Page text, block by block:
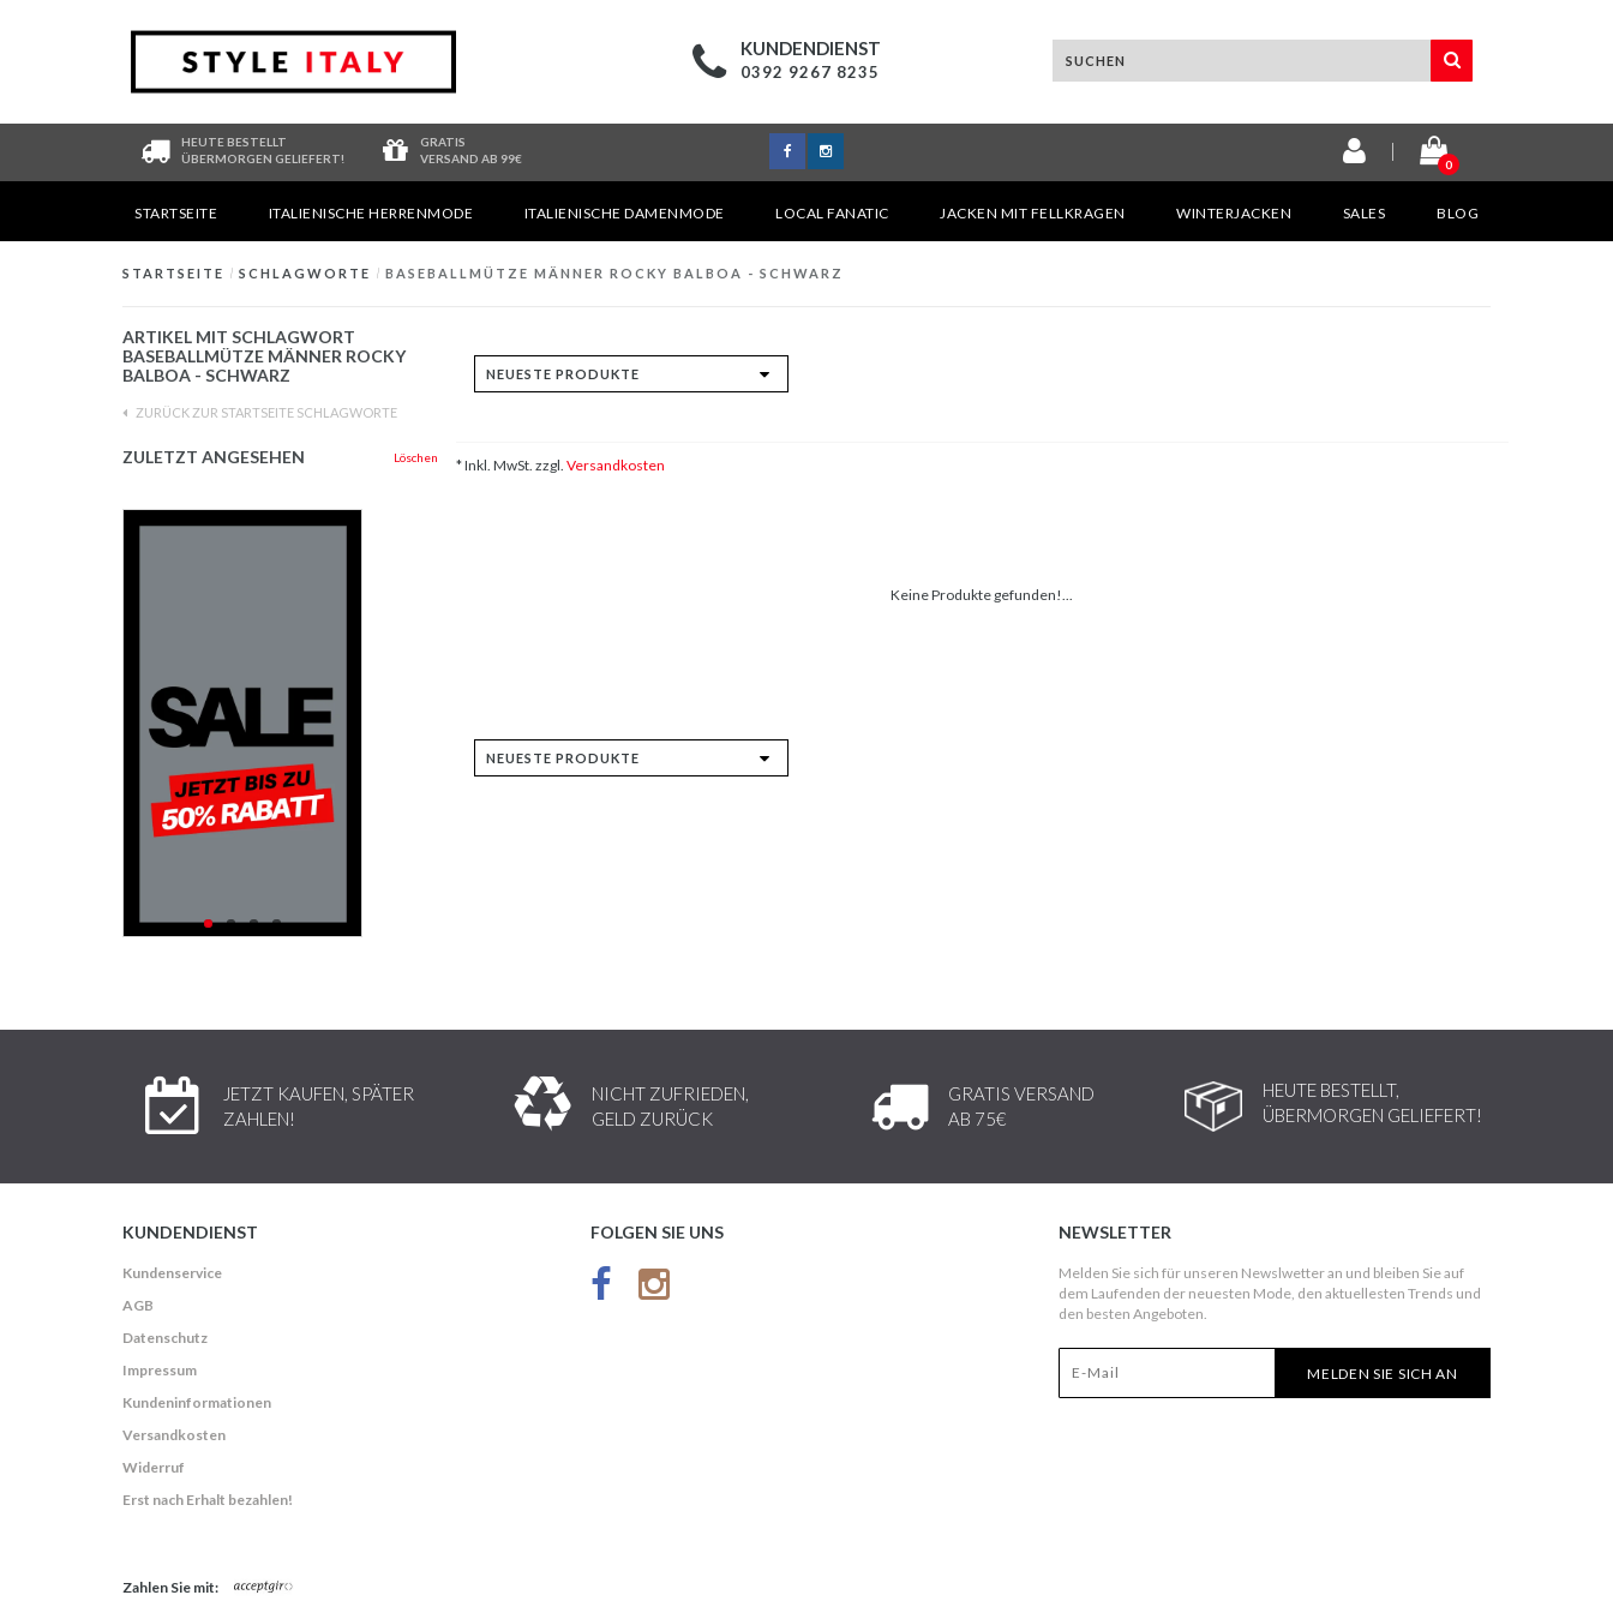
KUNDENDIENST
0392 9267 8235
HEUTE BESTELLT
ÜBERMORGEN GELIEFERT!
GRATIS
VERSAND AB 99€
0
STARTSEITE ITALIENISCHE HERRENMODE ITALIENISCHE DAMENMODE LOCAL FANATIC JACKEN MIT FELLKRAGEN WINTERJACKEN SALES BLOG
STARTSEITE / SCHLAGWORTE / BASEBALLMÜTZE MÄNNER ROCKY BALBOA - SCHWARZ
ARTIKEL MIT SCHLAGWORT
BASEBALLMÜTZE MÄNNER ROCKY
BALBOA - SCHWARZ
ZURÜCK ZUR STARTSEITE SCHLAGWORTE
ZULETZT ANGESEHEN Löschen * Inkl. MwSt. zzgl. Versandkosten
Keine Produkte gefunden!...
JETZT KAUFEN, SPÄTER
ZAHLEN!
NICHT ZUFRIEDEN,
GELD ZURÜCK
GRATIS VERSAND
AB 75€
HEUTE BESTELLT,
ÜBERMORGEN GELIEFERT!
KUNDENDIENST
Kundenservice
AGB
Datenschutz
Impressum
Kundeninformationen
Versandkosten
Widerruf
Erst nach Erhalt bezahlen!
FOLGEN SIE UNS NEWSLETTER
Melden Sie sich für unseren Newslwetter an und bleiben Sie auf
dem Laufenden der neuesten Mode, den aktuellesten Trends und
den besten Angeboten.
MELDEN SIE SICH AN
Zahlen Sie mit: